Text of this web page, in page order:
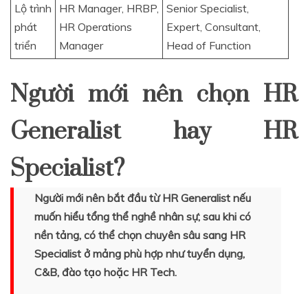
Lộ trình
phát
triển
HR Manager, HRBP,
HR Operations
Manager
Senior Specialist,
Expert, Consultant,
Head of Function
Người mới nên chọn HR
Generalist hay HR
Specialist?
Người mới nên bắt đầu từ HR Generalist nếu
muốn hiểu tổng thể nghề nhân sự; sau khi có
nền tảng, có thể chọn chuyên sâu sang HR
Specialist ở mảng phù hợp như tuyển dụng,
C&B, đào tạo hoặc HR Tech.